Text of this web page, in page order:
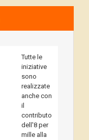
Tutte le
iniziative
sono
realizzate
anche con
il
contributo
dell'8 per
mille alla